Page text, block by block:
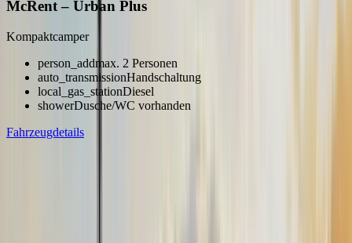
McRent– Urban Plus
Kompaktcamper
person_addmax. 2 Personen
auto_transmissionHandschaltung
local_gas_stationDiesel
showerDusche/WC vorhanden
Fahrzeugdetails